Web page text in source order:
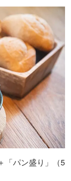
「パン盛り」（5